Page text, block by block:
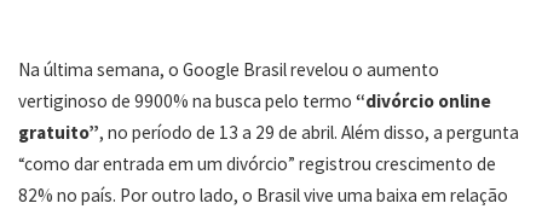
Na última semana, o Google Brasil revelou o aumento
vertiginoso de 9900% na busca pelo termo “divórcio online
gratuito”, no período de 13 a 29 de abril. Além disso, a pergunta
“como dar entrada em um divórcio” registrou crescimento de
82% no país. Por outro lado, o Brasil vive uma baixa em relação